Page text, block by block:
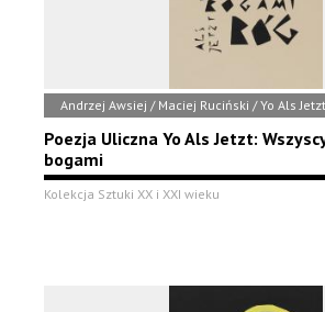
Andrzej Awsiej / Maciej Ruciński / Yo Als Jetzt
Poezja Uliczna Yo Als Jetzt:
bogami
Kolekcja Sztuki XX i XXI wieku